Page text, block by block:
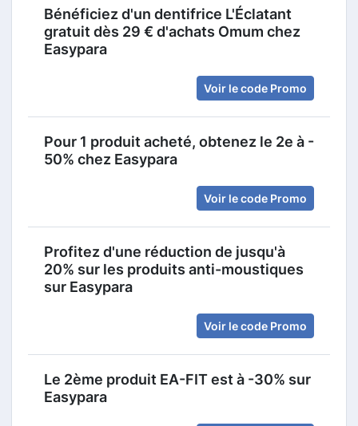
Bénéficiez d'un dentifrice L'Éclatant
gratuit dès 29 € d'achats Omum chez
Easypara
Voir le code Promo
Pour 1 produit acheté, obtenez le 2e à -
50% chez Easypara
Voir le code Promo
Profitez d'une réduction de jusqu'à
20% sur les produits anti-moustiques
sur Easypara
Voir le code Promo
Le 2ème produit EA-FIT est à -30% sur
Easypara